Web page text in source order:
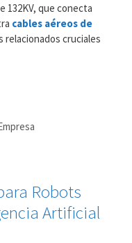
132KV, que conecta
cables aéreos de
relacionados cruciales
Robots
Artificial